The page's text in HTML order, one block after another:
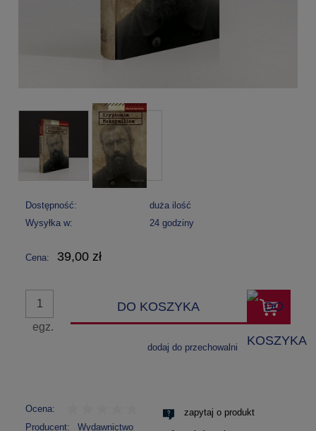
Dostępność:
duża ilość
Wysyłka w:
24 godziny
Cena: 39,00 zł
egz.
DO KOSZYKA
dodaj do przechowalni
Ocena:
Producent:
Wydawnictwo
zapytaj o produkt